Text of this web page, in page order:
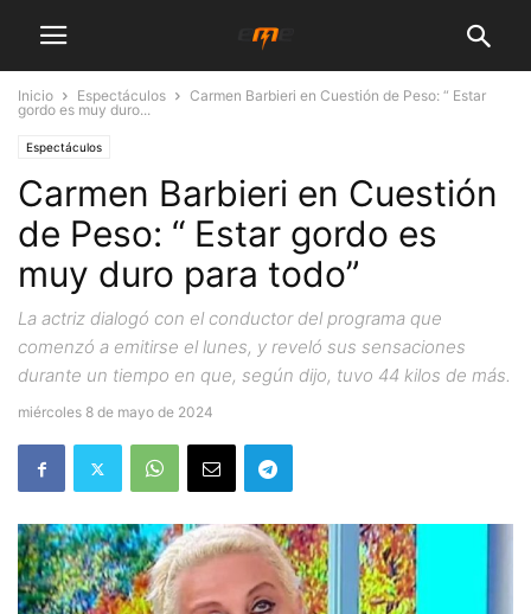
Inicio Espectáculos
Carmen Barbieri en Cuestión de Peso: “ Estar
gordo es muy duro...
Espectáculos
Carmen Barbieri en Cuestión
de Peso: “ Estar gordo es
muy duro para todo”
La actriz dialogó con el conductor del programa que
comenzó a emitirse el lunes, y reveló sus sensaciones
durante un tiempo en que, según dijo, tuvo 44 kilos de más.
miércoles 8 de mayo de 2024